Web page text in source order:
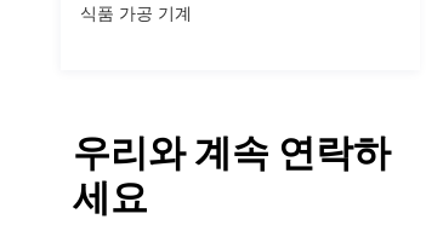
식품 가공 기계
우리와 계속 연락하
세요